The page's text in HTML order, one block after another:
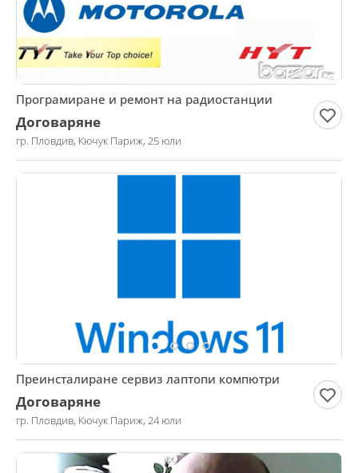
Програмиране и ремонт на радиостанции
Договаряне
гр. Пловдив, Кючук Париж, 25 юли
Преинсталиране сервиз лаптопи компютри
Договаряне
гр. Пловдив, Кючук Париж, 24 юли